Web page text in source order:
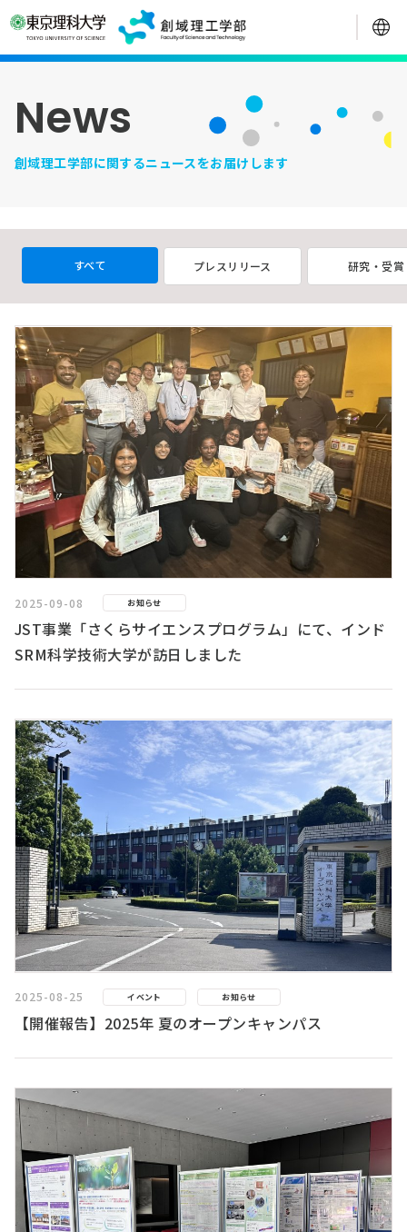
News
創域理工学部に関するニュースをお届けします
すべて プレスリリース 研究・受賞
2025-09-08 お知らせ
JST事業「さくらサイエンスプログラム」にて、インド
SRM科学技術大学が訪日しました
2025-08-25 イベント お知らせ
【開催報告】2025年 夏のオープンキャンパス